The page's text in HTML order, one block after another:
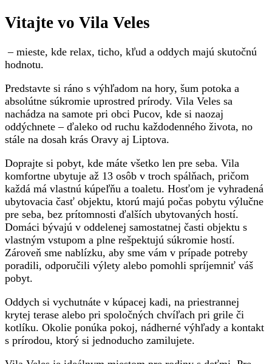
Vitajte vo Vila Veles
– mieste, kde relax, ticho, kľud a oddych majú skutočnú
hodnotu.
Predstavte si ráno s výhľadom na hory, šum potoka a
absolútne súkromie uprostred prírody. Vila Veles sa
nachádza na samote pri obci Pucov, kde si naozaj
oddýchnete – ďaleko od ruchu každodenného života, no
stále na dosah krás Oravy aj Liptova.
Doprajte si pobyt, kde máte všetko len pre seba. Vila
komfortne ubytuje až 13 osôb v troch spálňach, pričom
každá má vlastnú kúpeľňu a toaletu. Hosťom je vyhradená
ubytovacia časť objektu, ktorú majú počas pobytu výlučne
pre seba, bez prítomnosti ďalších ubytovaných hostí.
Domáci bývajú v oddelenej samostatnej časti objektu s
vlastným vstupom a plne rešpektujú súkromie hostí.
Zároveň sme nablízku, aby sme vám v prípade potreby
poradili, odporučili výlety alebo pomohli spríjemniť váš
pobyt.
Oddych si vychutnáte v kúpacej kadi, na priestrannej
krytej terase alebo pri spoločných chvíľach pri grile či
kotlíku. Okolie ponúka pokoj, nádherné výhľady a kontakt
s prírodou, ktorý si jednoducho zamilujete.